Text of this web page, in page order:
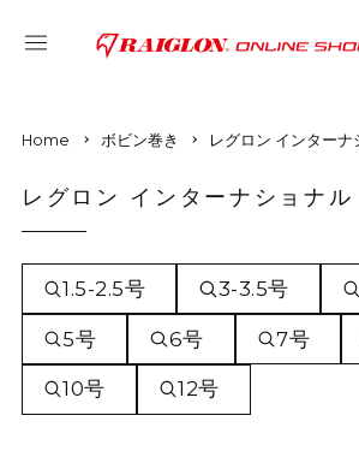
Home ボビン巻き レグロン インターナ
レグロン インターナショナル
1.5-2.5号 3-3.5号
5号 6号 7号
10号 12号